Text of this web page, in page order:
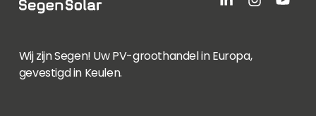
Wij zijn Segen! Uw PV-groothandel in Europa,
gevestigd in Keulen.